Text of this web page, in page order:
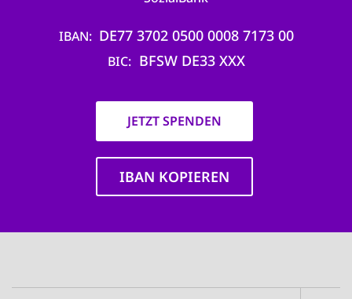
IBAN DE77 3702 0500 0008 7173 00
BIC BFSW DE33 XXX
JETZT SPENDEN
IBAN KOPIEREN